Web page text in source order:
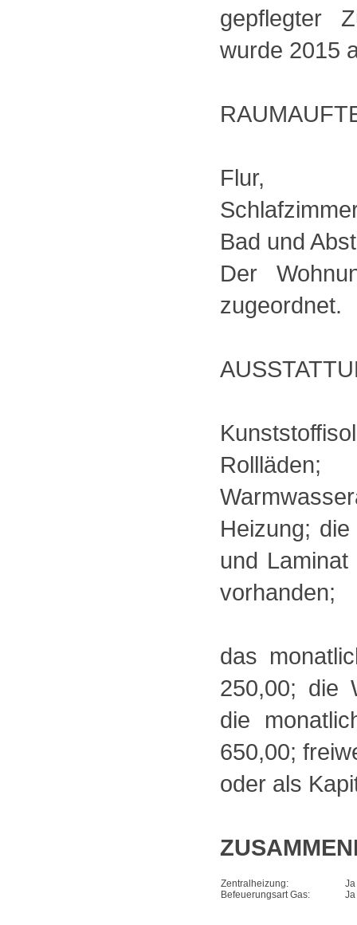
gepflegter
wurde 2015
Flur,
Bad und
Der
zugeordnet.
Rollläden;
Heizung;
und
vorhanden;
das
250,00; die
die
650,00;
oder als
Zentralheizung:
Befeuerungsart Gas:
Ja
Ja